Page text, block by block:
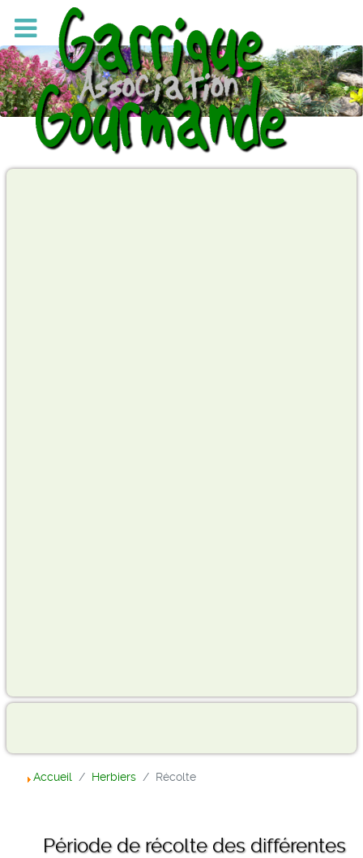
Accueil Herbiers Récolte
Période de récolte des différentes